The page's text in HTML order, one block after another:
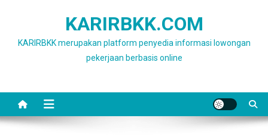
KARIRBKK.COM
KARIRBKK merupakan platform penyedia informasi lowongan
pekerjaan berbasis online